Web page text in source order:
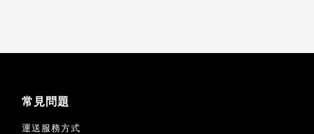
常見問題
運送服務方式